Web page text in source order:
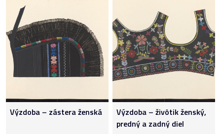
Výzdoba – zástera ženská
Výzdoba – živôtik ženský,
predný a zadný diel